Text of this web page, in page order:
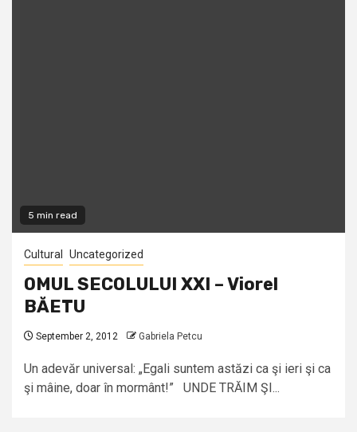
5 min read
Cultural Uncategorized
OMUL SECOLULUI XXI – Viorel
BĂETU
September 2, 2012 Gabriela Petcu
Un adevăr universal: „Egali suntem astăzi ca şi ieri şi ca
şi mâine, doar în mormânt!” UNDE TRĂIM ŞI...